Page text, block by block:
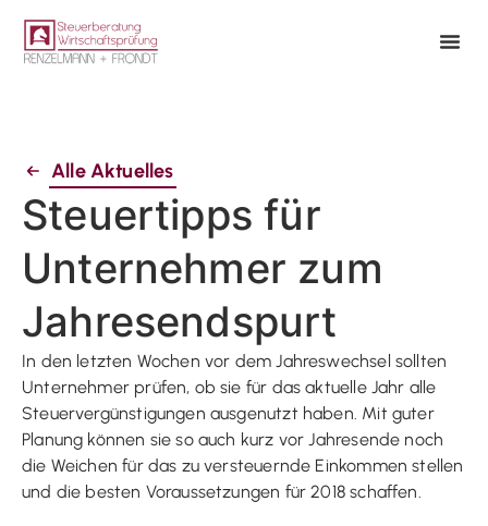
Alle Aktuelles
Steuertipps für
Unternehmer zum
Jahresendspurt
In den letzten Wochen vor dem Jahreswechsel sollten
Unternehmer prüfen, ob sie für das aktuelle Jahr alle
Steuervergünstigungen ausgenutzt haben. Mit guter
Planung können sie so auch kurz vor Jahresende noch
die Weichen für das zu versteuernde Einkommen stellen
und die besten Voraussetzungen für 2018 schaffen.